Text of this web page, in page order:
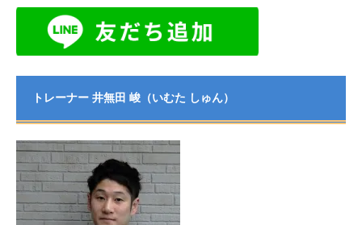
トレーナー 井無田 峻（いむた しゅん）